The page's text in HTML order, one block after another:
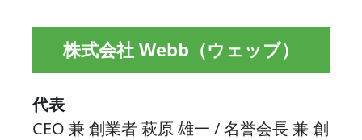
株式会社 Webb（ウェッブ）
代表
CEO 兼 創業者 萩原 雄一 / 名誉会長 兼 創